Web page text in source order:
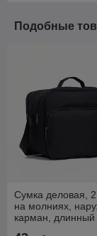
Подобные
Сумка деловая,
на молниях,
карман, длинный